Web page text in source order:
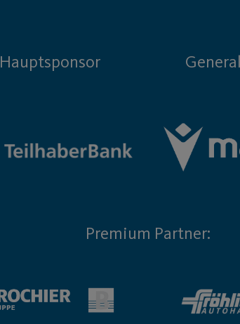
Hauptsponsor
Premium Partner: